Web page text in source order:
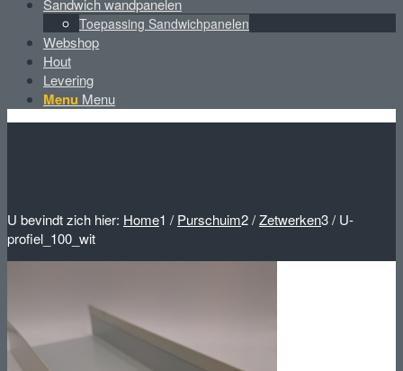
Sandwich wandpanelen
Toepassing Sandwichpanelen
Webshop
Hout
Levering
Menu Menu
U bevindt zich hier: Home1 / Purschuim2/Zetwerken3/ U-
profiel_100_wit